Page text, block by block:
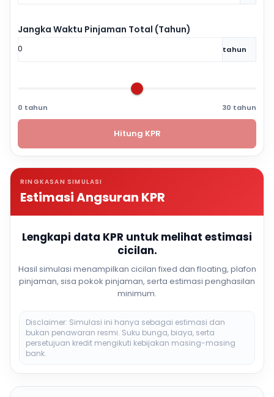
Jangka Waktu Pinjaman Total (Tahun)
tahun
0 tahun 30 tahun
Hitung KPR
RINGKASAN SIMULASI
Estimasi Angsuran KPR
Lengkapi data KPR untuk melihat estimasi
cicilan.
Hasil simulasi menampilkan cicilan fixed dan floating, plafon
pinjaman, sisa pokok pinjaman, serta estimasi penghasilan
minimum.
Disclaimer: Simulasi ini hanya sebagai estimasi dan
bukan penawaran resmi. Suku bunga, biaya, serta
persetujuan kredit mengikuti kebijakan masing-masing
bank.